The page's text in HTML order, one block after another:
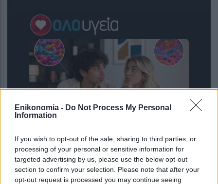
Enikonomia - Do Not Process My Personal
Information
If you wish to opt-out of the sale, sharing to third parties, or
processing of your personal or sensitive information for
targeted advertising by us, please use the below opt-out
section to confirm your selection. Please note that after your
opt-out request is processed you may continue seeing
Έχουμε τα μικρόβια του συντρόφου
μας – Μελέτη δείχνει ότι εραστές
μοιράζονται έως και το 44% του
μικροβιώματός τους